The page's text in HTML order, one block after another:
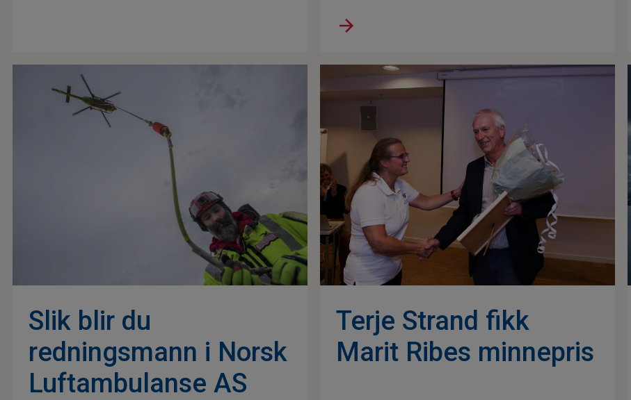
Slik blir du
redningsmann i Norsk
Luftambulanse AS
Terje Strand fikk
Marit Ribes minnepris